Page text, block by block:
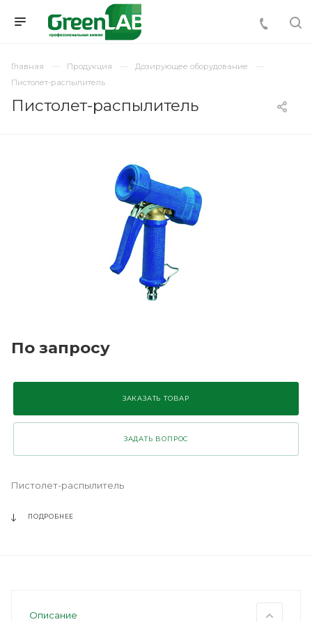
Главная Продукция
Дозирующее оборудование
Пистолет-распылитель
Пистолет-распылитель
По запросу
ЗАКАЗАТЬ ТОВАР
ЗАДАТЬ ВОПРОС
Пистолет-распылитель
ПОДРОБНЕЕ
Описание